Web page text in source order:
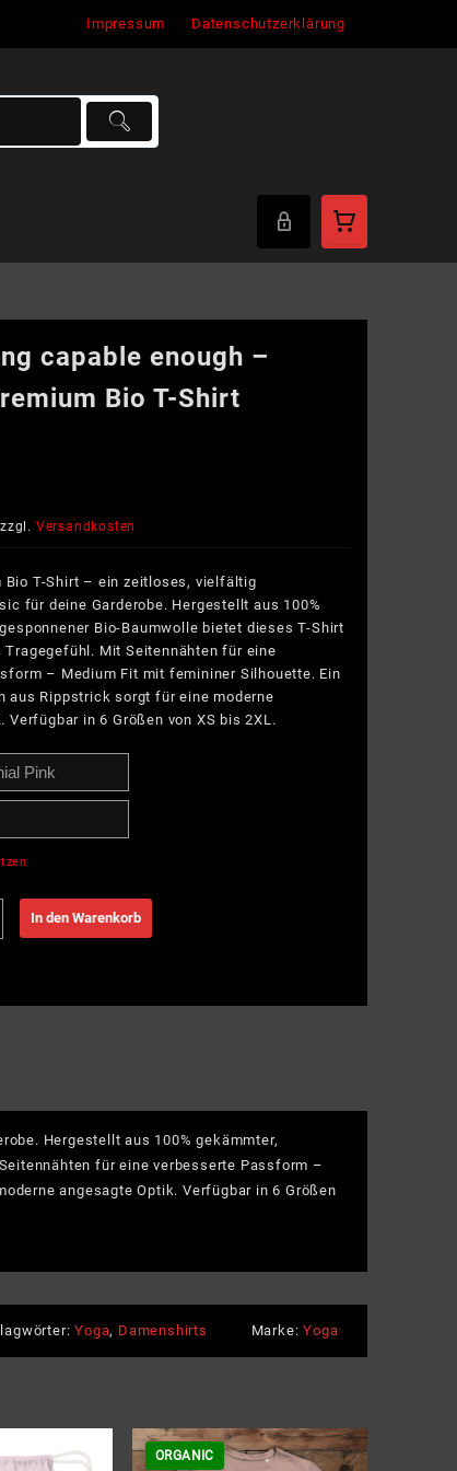
Impressum Datenschutzerklärung
capable enough –
Bio T-Shirt
zzgl. Versandkosten
Bio T-Shirt – ein zeitloses, vielfältig
für deine Garderobe. Hergestellt aus 100%
Bio-Baumwolle bietet dieses T-Shirt
Tragegefühl. Mit Seitennähten für eine
– Medium Fit mit femininer Silhouette. Ein
aus Rippstrick sorgt für eine moderne
Verfügbar in 6 Größen von XS bis 2XL.
In den Warenkorb
Hergestellt aus 100% gekämmter,
für eine verbesserte Passform –
angesagte Optik. Verfügbar in 6 Größen
Yoga, Damenshirts Marke:Yoga
ORGANIC